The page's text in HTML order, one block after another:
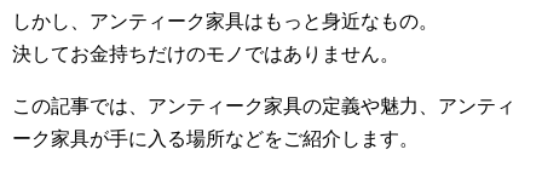
しかし、アンティーク家具はもっと身近なもの。
決してお金持ちだけのモノではありません。
この記事では、アンティーク家具の定義や魅力、アンティ
ーク家具が手に入る場所などをご紹介します。